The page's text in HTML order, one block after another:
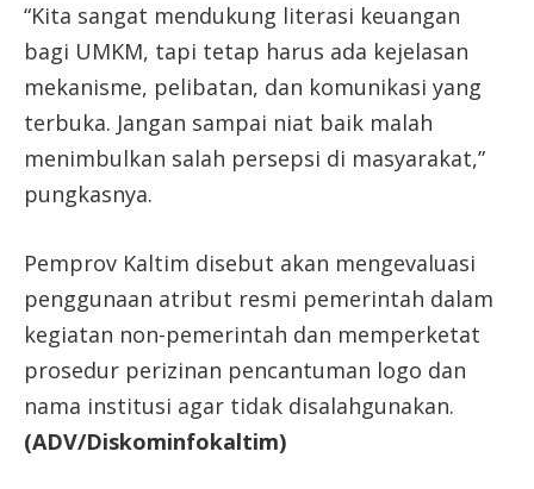
“Kita sangat mendukung literasi keuangan
bagi UMKM, tapi tetap harus ada kejelasan
mekanisme, pelibatan, dan komunikasi yang
terbuka. Jangan sampai niat baik malah
menimbulkan salah persepsi di masyarakat,”
pungkasnya.
Pemprov Kaltim disebut akan mengevaluasi
penggunaan atribut resmi pemerintah dalam
kegiatan non-pemerintah dan memperketat
prosedur perizinan pencantuman logo dan
nama institusi agar tidak disalahgunakan.
(ADV/Diskominfokaltim)